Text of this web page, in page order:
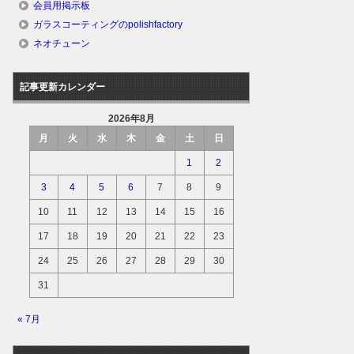
会員用掲示板
ガラスコーティングのpolishfactory
ネオチューン
記事更新カレンダー
2026年8月
月
火 水 木 金 土 日
1 2
3 4 5 6 7 8 9
10 11 12 13 14 15 16
17 18 19 20 21 22 23
24 25 26 27 28 29 30
31
« 7月